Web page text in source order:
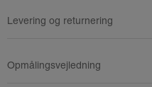
Levering og returnering
Opmålingsvejledning